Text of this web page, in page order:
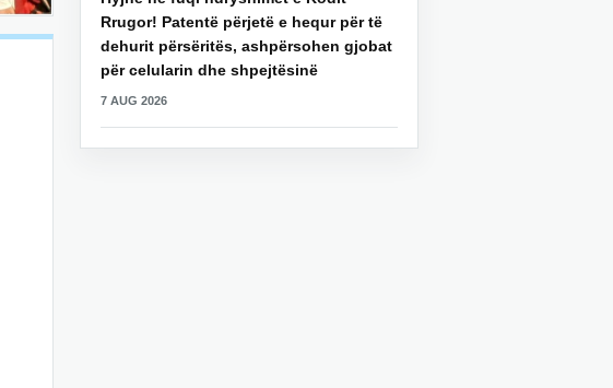
Rrugor! Patentë përjetë e hequr për të
dehurit përsëritës, ashpërsohen gjobat
për celularin dhe shpejtësinë
7 AUG 2026